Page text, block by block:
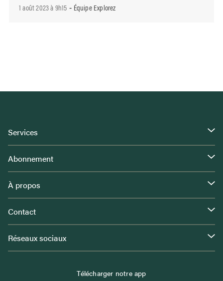
1 août 2023 à 9h15 - Équipe Explorez
Services
Abonnement
À propos
Contact
Réseaux sociaux
Télécharger notre app